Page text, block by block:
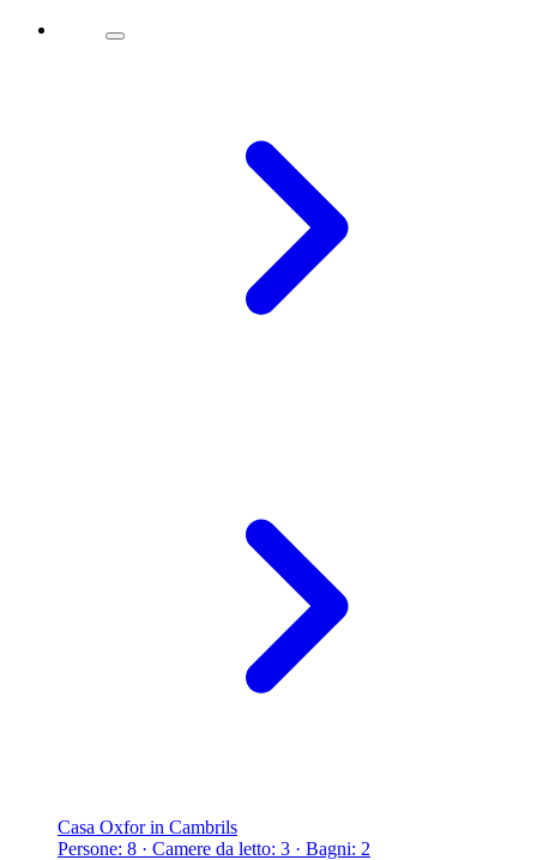
Casa Oxfor in Cambrils
Persone: 8 · Camere da letto: 3 · Bagni: 2